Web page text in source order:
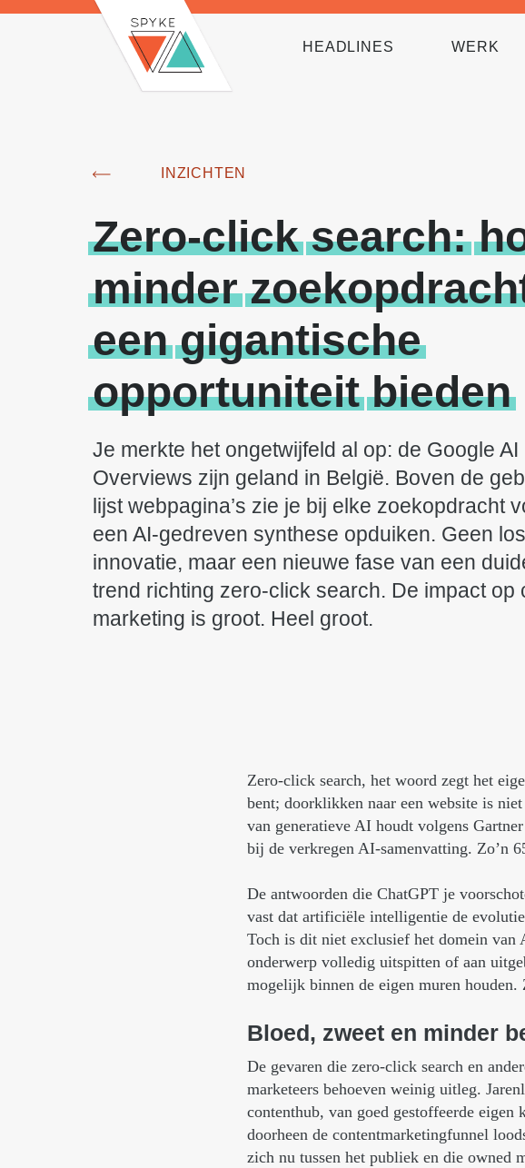
HEADLINES WERK
INZICHTEN
Zero-click search:
minder
een gigantische
opportuniteit bieden
Je merkte het ongetwijfeld al op: de Google AI
Overviews zijn geland in België. Boven de
lijst webpagina’s zie je bij elke zoekopdracht
een AI-gedreven synthese opduiken. Geen
innovatie, maar een nieuwe fase van een
trend richting zero-click search. De impact op
marketing is groot. Heel groot.
Zero-click search, het woord zegt het
bent; doorklikken naar een website is
van generatieve AI houdt volgens
bij de verkregen AI-samenvatting. Zo’n
De antwoorden die ChatGPT je
vast dat artificiële intelligentie de
Toch is dit niet exclusief het domein van
onderwerp volledig uitspitten of aan
mogelijk binnen de eigen muren
Bloed, zweet en minder
De gevaren die zero-click search en
marketeers behoeven weinig uitleg.
contenthub, van goed gestoffeerde eigen
doorheen de contentmarketingfunnel
zich nu tussen het publiek en die owned